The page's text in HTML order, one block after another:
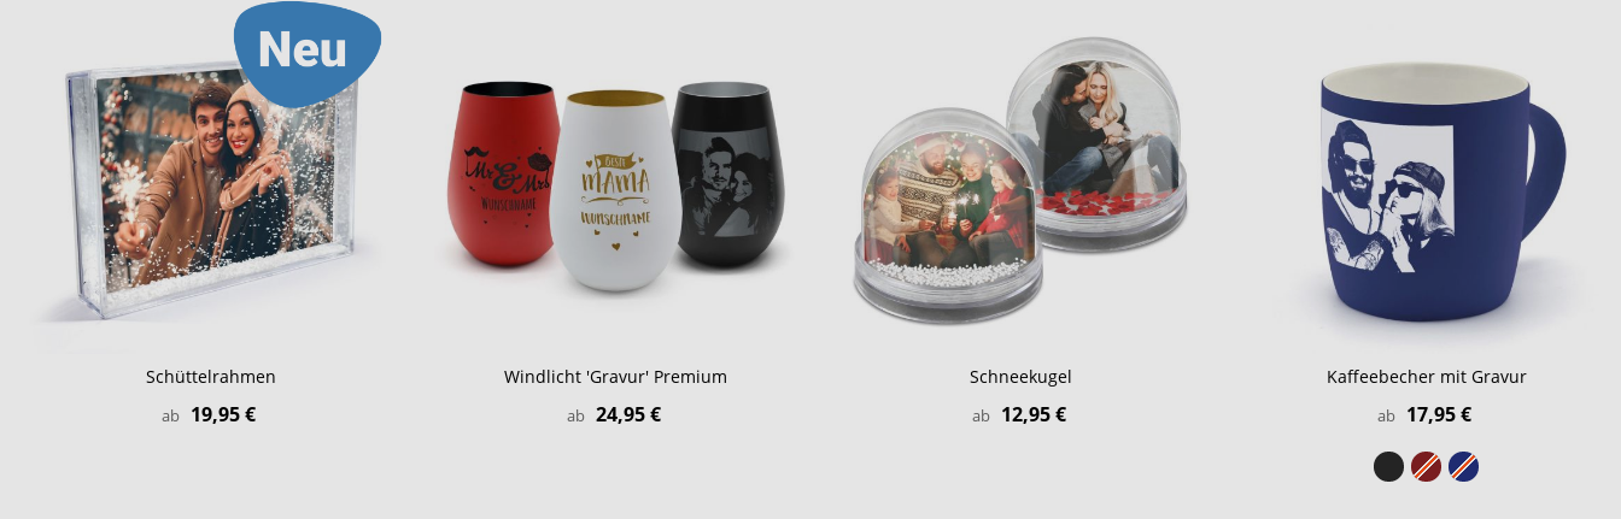
Schüttelrahmen
ab 19,95 €
Windlicht 'Gravur' Premium
ab 24,95 €
Schneekugel
ab 12,95 €
Kaffeebecher mit Gravur
ab 17,95 €